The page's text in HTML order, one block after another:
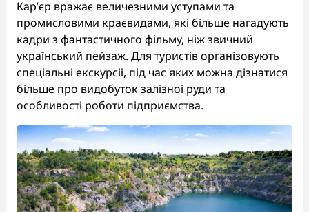
Кар’єр вражає величезними уступами та
промисловими краєвидами, які більше нагадують
кадри з фантастичного фільму, ніж звичний
український пейзаж. Для туристів організовують
спеціальні екскурсії, під час яких можна дізнатися
більше про видобуток залізної руди та
особливості роботи підприємства.